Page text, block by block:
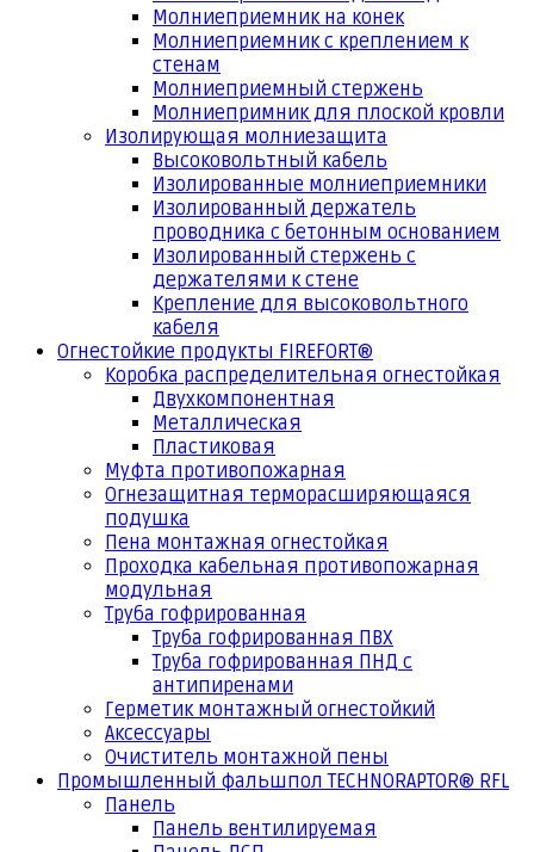
Молниеприемник на конек
Молниеприемник с креплением к
стенам
Молниеприемный стержень
Молниепримник для плоской кровли
Изолирующая молниезащита
Высоковольтный кабель
Изолированные молниеприемники
Изолированный держатель
проводника с бетонным основанием
Изолированный стержень с
держателями к стене
Крепление для высоковольтного
кабеля
Огнестойкие продукты FIREFORT®
Коробка распределительная огнестойкая
Двухкомпонентная
Металлическая
Пластиковая
Муфта противопожарная
Огнезащитная терморасширяющаяся
подушка
Пена монтажная огнестойкая
Проходка кабельная противопожарная
модульная
Труба гофрированная
Труба гофрированная ПВХ
Труба гофрированная ПНД с
антипиренами
Герметик монтажный огнестойкий
Аксессуары
Очиститель монтажной пены
Промышленный фальшпол TECHNORAPTOR® RFL
Панель
Панель вентилируемая